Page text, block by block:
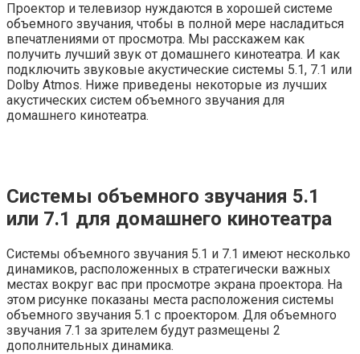
Проектор и телевизор нуждаются в хорошей системе
объемного звучания, чтобы в полной мере насладиться
впечатлениями от просмотра. Мы расскажем как
получить лучший звук от домашнего кинотеатра. И как
подключить звуковые акустические системы 5.1, 7.1 или
Dolby Atmos. Ниже приведены некоторые из лучших
акустических систем объемного звучания для
домашнего кинотеатра.
Системы объемного звучания 5.1
или 7.1 для домашнего кинотеатра
Системы объемного звучания 5.1 и 7.1 имеют несколько
динамиков, расположенных в стратегически важных
местах вокруг вас при просмотре экрана проектора. На
этом рисунке показаны места расположения системы
объемного звучания 5.1 с проектором. Для объемного
звучания 7.1 за зрителем будут размещены 2
дополнительных динамика.